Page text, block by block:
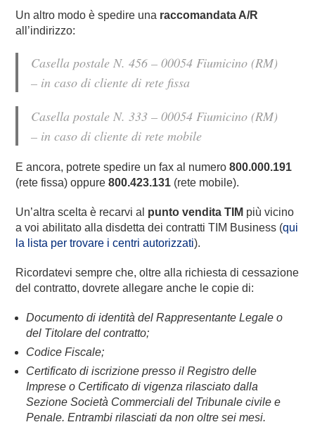
Un altro modo è spedire una raccomandata A/R
all’indirizzo:
Casella postale N. 456 – 00054 Fiumicino (RM)
– in caso di cliente di rete fissa
Casella postale N. 333 – 00054 Fiumicino (RM)
– in caso di cliente di rete mobile
E ancora, potrete spedire un fax al numero800.000.191
(rete fissa) oppure800.423.131 (rete mobile).
Un’altra scelta è recarvi al punto vendita TIM più vicino
a voi abilitato alla disdetta dei contratti TIM Business (qui
la lista per trovare i centri autorizzati).
Ricordatevi sempre che, oltre alla richiesta di cessazione
del contratto, dovrete allegare anche le copie di:
Documento di identità del Rappresentante Legale o
del Titolare del contratto;
Codice Fiscale;
Certificato di iscrizione presso il Registro delle
Imprese o Certificato di vigenza rilasciato dalla
Sezione Società Commerciali del Tribunale civile e
Penale. Entrambi rilasciati da non oltre sei mesi.